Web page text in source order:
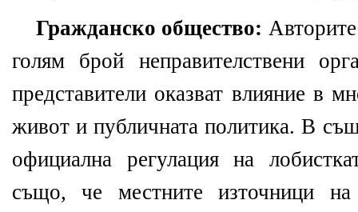
Гражданско общество:
голям брой неправителствени
представители оказват влияние в
живот и публичната политика. В
официална регулация на
също, че местните източници